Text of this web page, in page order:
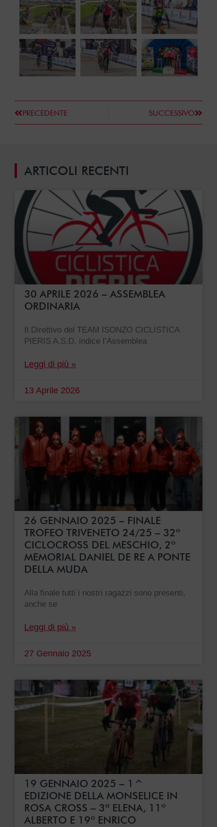
PRECEDENTE SUCCESSIVO
ARTICOLI RECENTI
30 APRILE 2026 – ASSEMBLEA
ORDINARIA
Il Direttivo del TEAM ISONZO CICLISTICA
PIERIS A.S.D. indice l’Assemblea
Leggi di più »
13 Aprile 2026
26 GENNAIO 2025 – FINALE
TROFEO TRIVENETO 24/25 – 32º
CICLOCROSS DEL MESCHIO, 2º
MEMORIAL DANIEL DE RE A PONTE
DELLA MUDA
Alla finale tutti i nostri ragazzi sono presenti,
anche se
Leggi di più »
27 Gennaio 2025
19 GENNAIO 2025 – 1^
EDIZIONE DELLA MONSELICE IN
ROSA CROSS – 3ª ELENA, 11º
ALBERTO E 19º ENRICO